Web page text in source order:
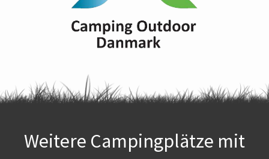
Weitere Campingplätze mit